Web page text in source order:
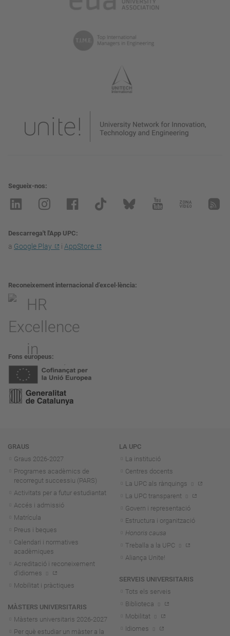
Segueix-nos
Descarrega't l'App UPC
a Google Play i AppStore
Reconeixement internacional d’excel·lència
Fons europeus
Navegació
GRAUS
Graus 2026-2027
Programes acadèmics de
recorregut successiu (PARS)
Activitats per a futur estudiantat
Accés i admissió
Matrícula
Preus i beques
Calendari i normatives
acadèmiques
Acreditació i reconeixement
d'idiomes
Mobilitat i pràctiques
MÀSTERS UNIVERSITARIS
Màsters universitaris 2026-2027
Per què estudiar un màster a la
LA UPC
La institució
Centres docents
La UPC als rànquings
La UPC transparent
Govern i representació
Estructura i organització
Honoris causa
Treballa a la UPC
Aliança Unite!
SERVEIS UNIVERSITARIS
Tots els serveis
Biblioteca
Mobilitat
Idiomes